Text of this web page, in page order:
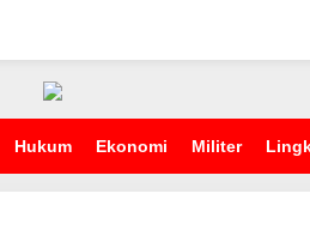
Hukum Ekonomi Militer